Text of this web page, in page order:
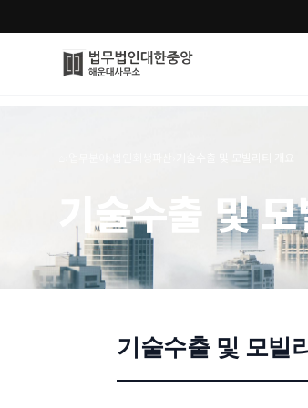
통합검색
기술수출 및
기술수출 및 모빌